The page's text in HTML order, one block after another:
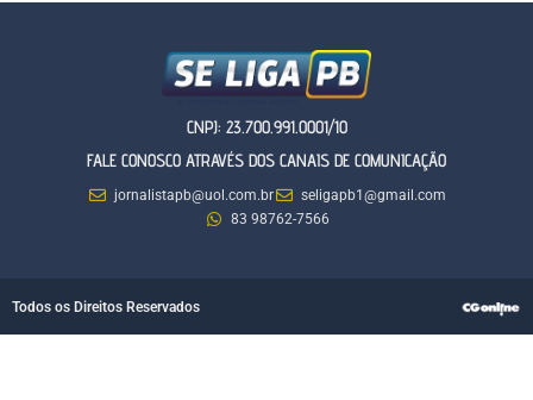
CNPJ: 23.700.991.0001/10
FALE CONOSCO ATRAVÉS DOS CANAIS DE COMUNICAÇÃO
jornalistapb@uol.com.br
seligapb1@gmail.com
83 98762-7566
Todos os Direitos Reservados